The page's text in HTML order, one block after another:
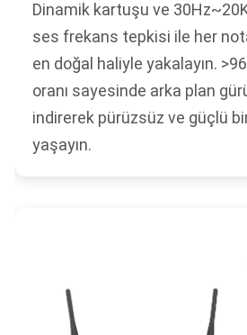
Dinamik kartuşu ve
ses frekans tepkisi ile her
en doğal haliyle yakalayın.
oranı sayesinde arka plan
indirerek pürüzsüz ve güçlü
yaşayın.